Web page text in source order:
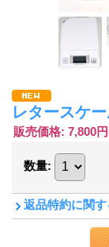
レタースケ
販売価格: 7,800円
数量:
返品特約に関